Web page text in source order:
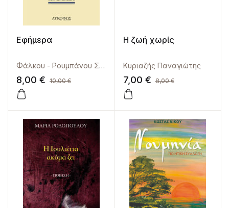
Εφήμερα
Φάλκου - Ρουμπάνου Συνοδή
8,00 € 10,00€
Η ζωή χωρίς
Κυριαζής Παναγιώτης
7,00 € 8,00€